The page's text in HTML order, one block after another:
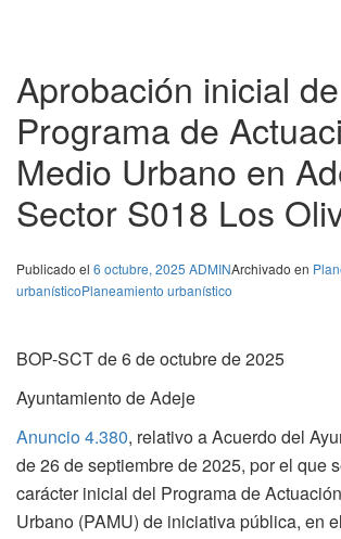
Aprobación inicial de
Programa de
Medio Urbano en
Sector S018 Los
Publicado el 6 octubre, 2025 ADMINArchivado en
urbanísticoPlaneamiento urbanístico
BOP-SCT de 6 de octubre de 2025
Ayuntamiento de Adeje
Anuncio 4.380, relativo a Acuerdo del
de 26 de septiembre de 2025, por el que
carácter inicial del Programa de
Urbano (PAMU) de iniciativa pública, en